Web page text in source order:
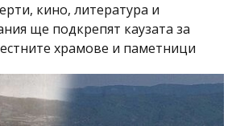
кино, литература и
ще подкрепят каузата за
храмове и паметници